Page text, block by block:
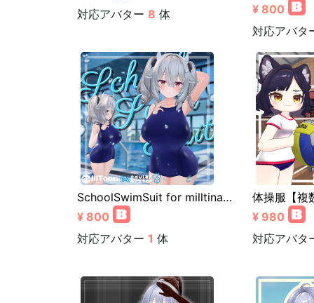
対応アバター 8 体
¥ 800
対応アバタ
SchoolSwimSuit for milltina…
¥ 800
対応アバター 1 体
体操服【複
¥ 980
対応アバタ